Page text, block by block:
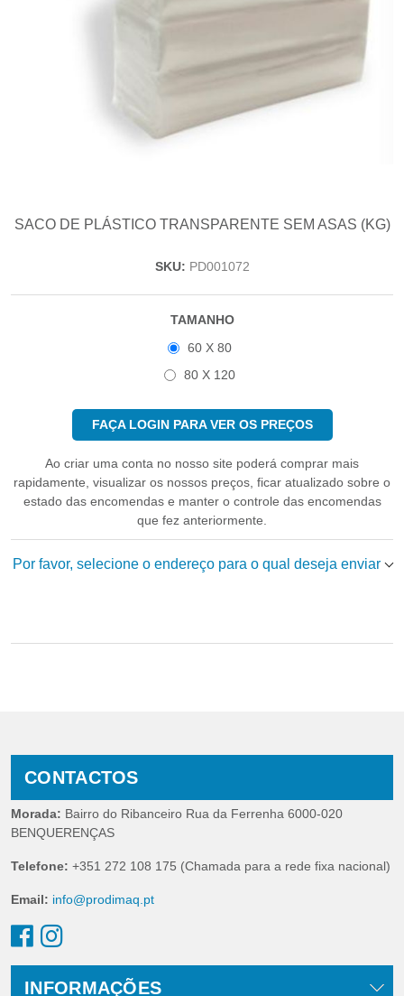
SACO DE PLÁSTICO TRANSPARENTE SEM ASAS (KG)
SKU: PD001072
TAMANHO
60 X 80
80 X 120
FAÇA LOGIN PARA VER OS PREÇOS
Ao criar uma conta no nosso site poderá comprar mais
rapidamente, visualizar os nossos preços, ficar atualizado sobre o
estado das encomendas e manter o controle das encomendas
que fez anteriormente.
Por favor, selecione o endereço para o qual deseja enviar
CONTACTOS
Morada: Bairro do Ribanceiro Rua da Ferrenha 6000-020
BENQUERENÇAS
Telefone: +351 272 108 175 (Chamada para a rede fixa nacional)
Email: info@prodimaq.pt
INFORMAÇÕES